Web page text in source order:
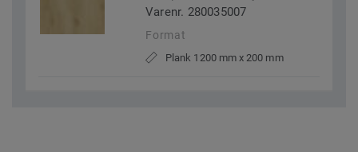
Varenr. 280035007
Format
Plank 1200 mm x 200 mm